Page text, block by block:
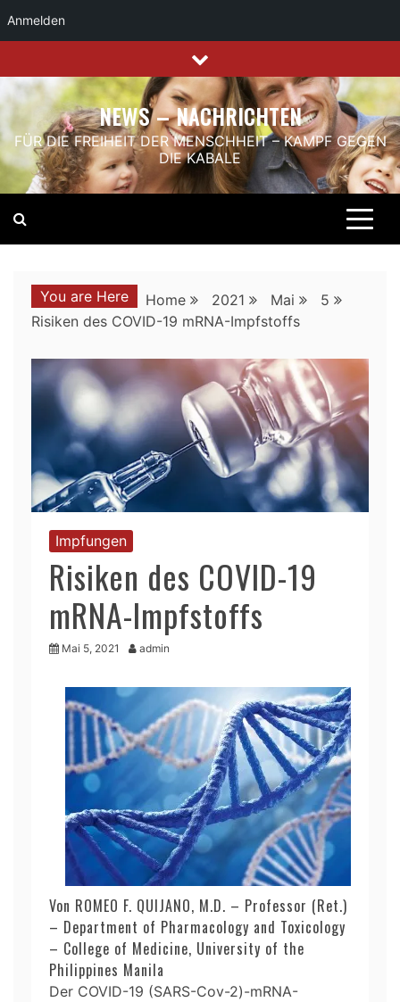
Anmelden
to
content
NEWS – NACHRICHTEN
FÜR DIE FREIHEIT DER MENSCHHEIT – KAMPF GEGEN
DIE KABALE
You are Here Home 2021 Mai
5
Risiken des COVID-19 mRNA-Impfstoffs
Impfungen
Risiken des COVID-19
mRNA-Impfstoffs
Mai 5, 2021 admin
Von ROMEO F. QUIJANO, M.D. – Professor (Ret.)
– Department of Pharmacology and Toxicology
– College of Medicine, University of the
Philippines Manila
Der COVID-19 (SARS-Cov-2)-mRNA-